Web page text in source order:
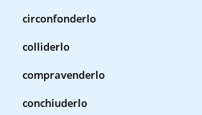
circonfonderlo
colliderlo
compravenderlo
conchiuderlo